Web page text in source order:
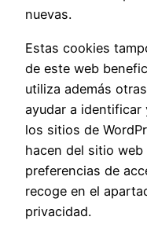
nuevas.
Estas cookies
de este web
utiliza además
ayudar a
los sitios de
hacen del sitio
preferencias de
recoge en el
privacidad.